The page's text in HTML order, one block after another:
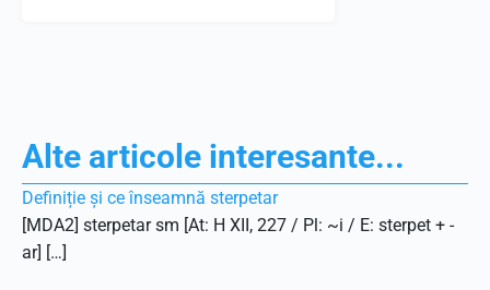
Alte articole interesante...
Definiție și ce înseamnă sterpetar
[MDA2] sterpetar sm [At: H XII, 227 / Pl: ~i / E: sterpet + -
ar] […]